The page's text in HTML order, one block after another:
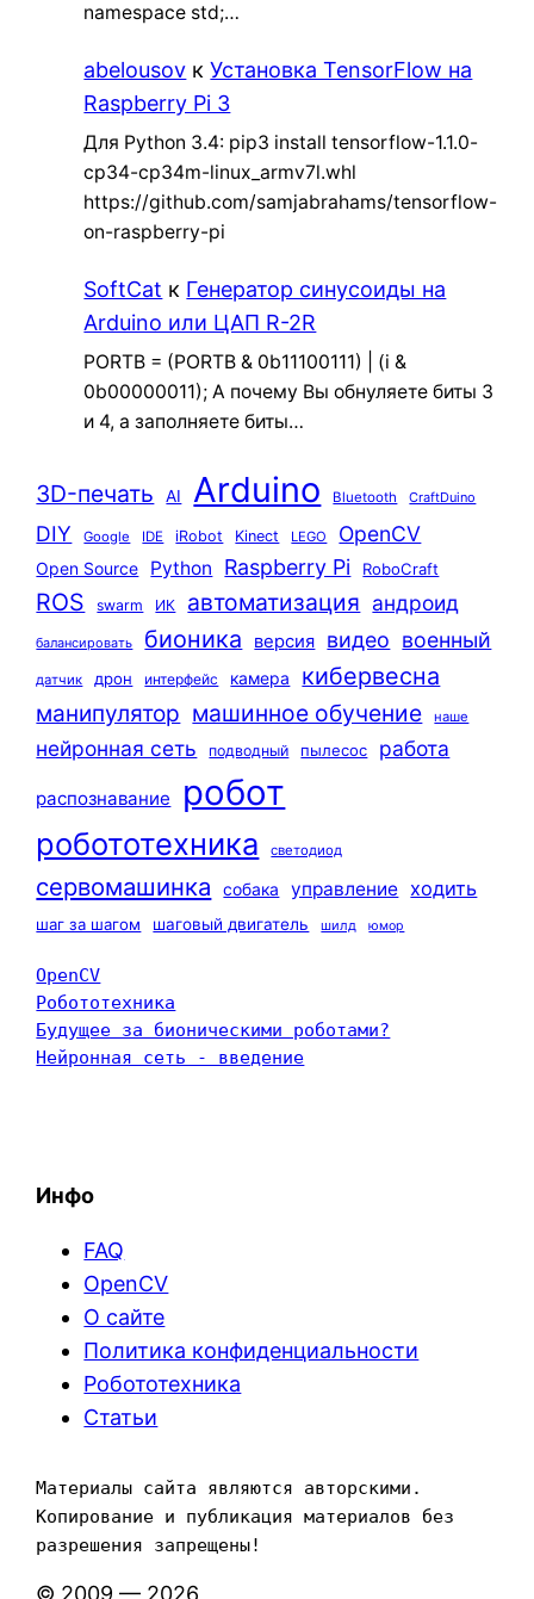
namespace std;…
abelousov кУстановка TensorFlow на
Raspberry Pi 3
Для Python 3.4: pip3 install tensorflow-1.1.0-
cp34-cp34m-linux_armv7l.whl
https://github.com/samjabrahams/tensorflow-
on-raspberry-pi
SoftCat к Генератор синусоиды на
Arduino или ЦАП R-2R
PORTB = (PORTB & 0b11100111) | (i &
0b00000011); А почему Вы обнуляете биты 3
и 4, а заполняете биты…
3D-печать AI Arduino Bluetooth CraftDuino
DIY Google IDE iRobot Kinect LEGO OpenCV
Open Source Python Raspberry Pi RoboCraft
ROS swarm ИК автоматизация андроид
балансировать бионика версия видео военный
датчик дрон интерфейс камера кибервесна
манипулятор машинное обучение наше
нейронная сеть подводный пылесос работа
распознавание робот
робототехника светодиод
сервомашинка собака управление ходить
шаг за шагом шаговый двигатель шилд юмор
OpenCV
Робототехника
Будущее за бионическими роботами?
Нейронная сеть - введение
Инфо
FAQ
OpenCV
О сайте
Политика конфиденциальности
Робототехника
Статьи
Материалы сайта являются авторскими.
Копирование и публикация материалов без
разрешения запрещены!